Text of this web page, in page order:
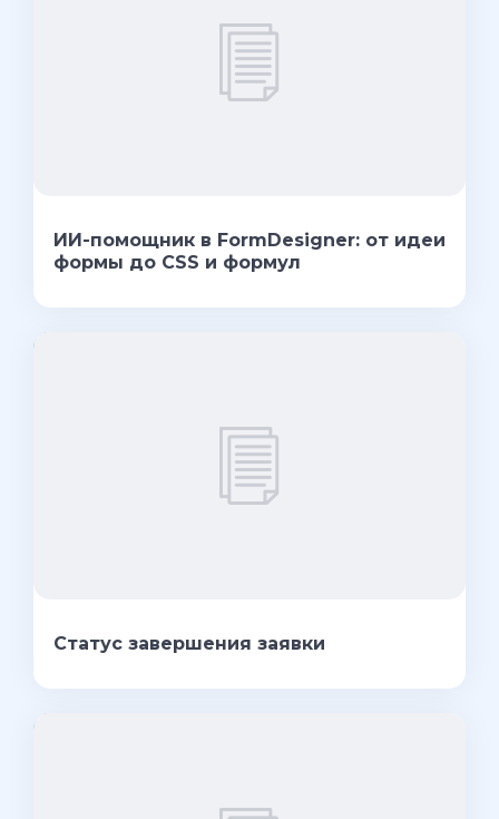
ИИ-помощник в FormDesigner: от идеи
формы до CSS и формул
Статус завершения заявки